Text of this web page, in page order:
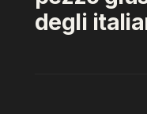
degli